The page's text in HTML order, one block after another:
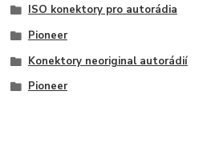
ISO konektory pro autorádia
Pioneer
Konektory neoriginal autorádií
Pioneer